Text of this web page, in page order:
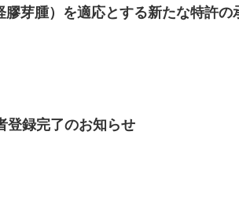
芽腫）を適応とする新たな特許の
登録完了のお知らせ